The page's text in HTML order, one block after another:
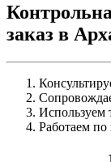
заказ в
Используем
Работаем по